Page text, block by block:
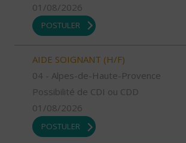
01/08/2026
POSTULER
AIDE SOIGNANT (H/F)
04 - Alpes-de-Haute-Provence
Possibilité de CDI ou CDD
01/08/2026
POSTULER